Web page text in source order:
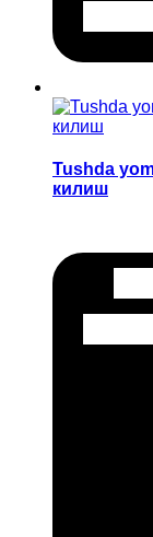
Tushda
килиш